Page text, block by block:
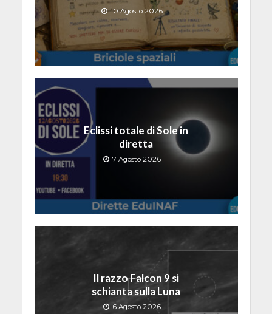
10 Agosto 2026
Eclissi totale di Sole in
diretta
7 Agosto 2026
Il razzo Falcon 9 si
schianta sulla Luna
6 Agosto 2026